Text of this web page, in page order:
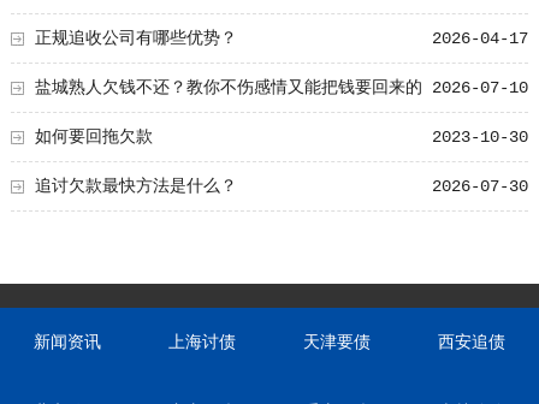
2026-04-17
正规追收公司有哪些优势？
2026-07-10
盐城熟人欠钱不还？教你不伤感情又能把钱要回来的
方法！ 2023-10-30
如何要回拖欠款
2026-07-30
追讨欠款最快方法是什么？
新闻资讯 上海讨债 天津要债 西安追债